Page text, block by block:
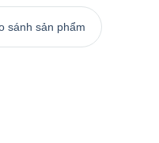
sánh sản phẩm